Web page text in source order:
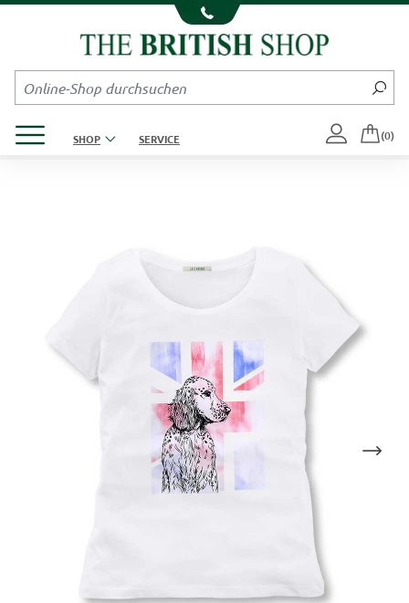
Kompletten Head der Seite überspringen
SHOP SERVICE (0)